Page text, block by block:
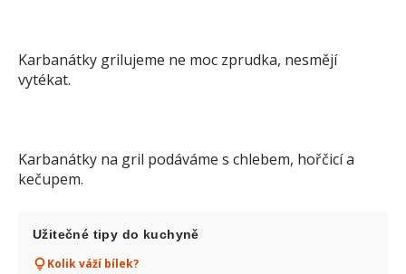
Karbanátky grilujeme ne moc zprudka, nesmějí
vytékat.
Karbanátky na gril podáváme s chlebem, hořčicí a
kečupem.
Užitečné tipy do kuchyně
Kolik váží bílek?